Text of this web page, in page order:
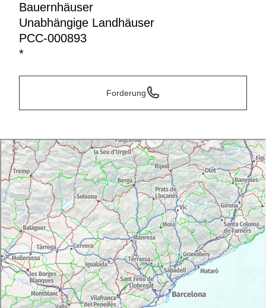
Bauernhäuser
Unabhängige Landhäuser
PCC-000893
*
Forderung